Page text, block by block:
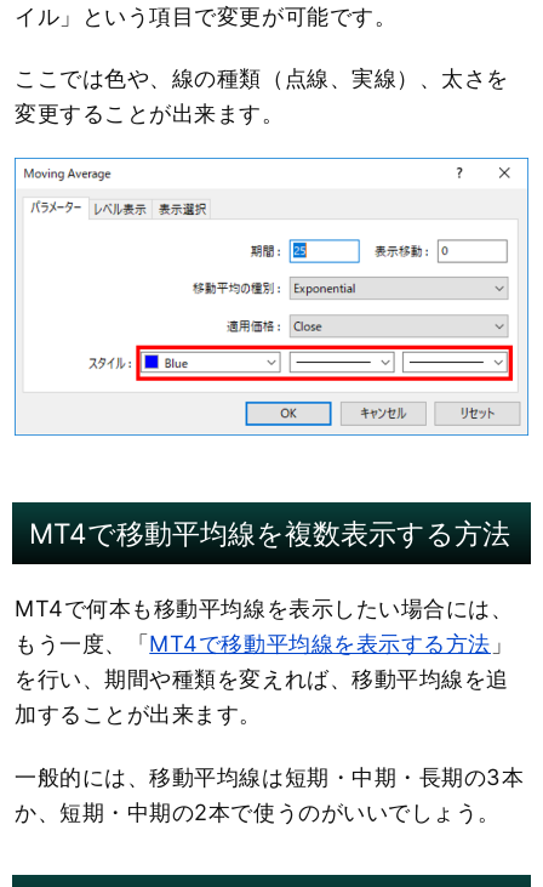
イル」という項目で変更が可能です。
ここでは色や、線の種類（点線、実線）、太さを
変更することが出来ます。
MT4で移動平均線を複数表示する方法
MT4で何本も移動平均線を表示したい場合には、
もう一度、「MT4で移動平均線を表示する方法 」
を行い、期間や種類を変えれば、移動平均線を追
加することが出来ます。
一般的には、移動平均線は短期・中期・長期の3本
か、短期・中期の2本で使うのがいいでしょう。